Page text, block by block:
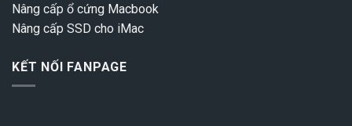
Nâng cấp ổ cứng Macbook
Nâng cấp SSD cho iMac
KẾT NỐI FANPAGE